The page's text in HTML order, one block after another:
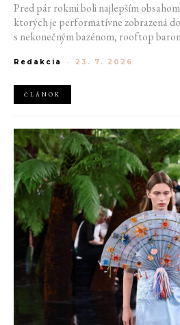
Pred pár rokmi boli najlepším
ktorých je performatívne zobrazená
s nekonečným bazénom, rooftop
Jizerských horách. Ranné kúpanie v
kamarátmi pri ohni.
Redakcia - 23. 7. 2026
ČLÁNOK